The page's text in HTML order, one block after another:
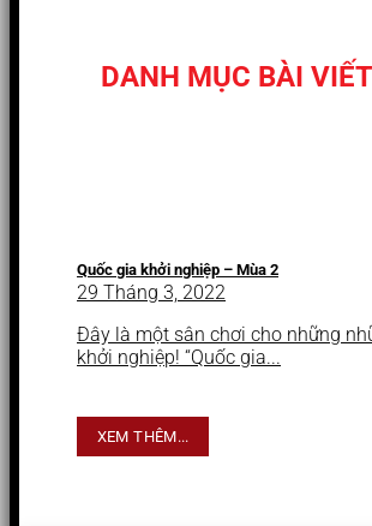
DANH MỤC BÀI VIẾT
Quốc gia khởi nghiệp – Mùa 2
29 Tháng 3, 2022
Đây là một sân chơi cho những
khởi nghiệp! “Quốc gia...
XEM THÊM...